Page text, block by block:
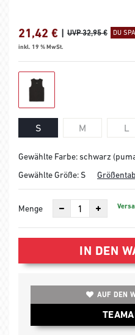
21,42 € | UVP 32,95 € DU
inkl. 19 % MwSt.
S M L
Gewählte Farbe: schwarz
Gewählte Größe:S
Menge
IN DEN
AUF DEN